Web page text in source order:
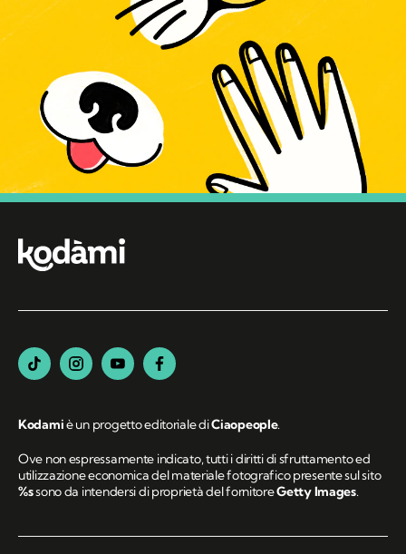
Kodamiè un progetto editoriale diCiaopeople.
Ove non espressamente indicato, tutti i diritti di sfruttamento ed
utilizzazione economica del materiale fotografico presente sul sito
%ssono da intendersi di proprietà del fornitoreGetty Images.